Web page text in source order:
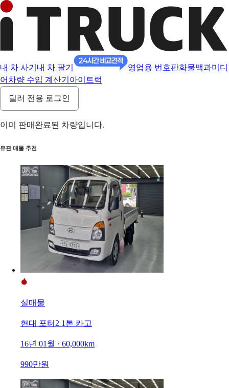
내 차 사기 내 차 팔기 영업용 번호판화물백과미디
어 차량 수입 계산기 아이트럭
딜러 전용 로그인
이미 판매완료된 차량입니다.
유관 매물 추천
실매물
현대 포터2 1톤 카고
16년 01월 · 60,000km
990만원